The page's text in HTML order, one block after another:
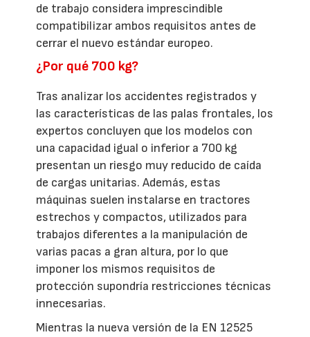
de trabajo considera imprescindible
compatibilizar ambos requisitos antes de
cerrar el nuevo estándar europeo.
¿Por qué 700 kg?
Tras analizar los accidentes registrados y
las características de las palas frontales, los
expertos concluyen que los modelos con
una capacidad igual o inferior a 700 kg
presentan un riesgo muy reducido de caída
de cargas unitarias. Además, estas
máquinas suelen instalarse en tractores
estrechos y compactos, utilizados para
trabajos diferentes a la manipulación de
varias pacas a gran altura, por lo que
imponer los mismos requisitos de
protección supondría restricciones técnicas
innecesarias.
Mientras la nueva versión de la EN 12525